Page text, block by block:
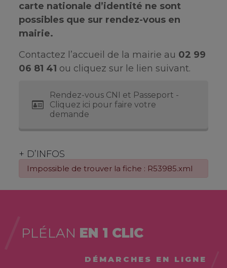
carte nationale d’identité ne sont
possibles que sur rendez-vous en
mairie.
Contactez l’accueil de la mairie au 02 99
06 81 41 ou cliquez sur le lien suivant.
Rendez-vous CNI et Passeport -
Cliquez ici pour faire votre
demande
+ D’INFOS
Impossible de trouver la fiche : R53985.xml
PLÉLAN EN 1 CLIC
DÉMARCHES EN LIGNE